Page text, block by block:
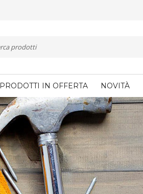
PRODOTTI IN OFFERTA NOVITÀ